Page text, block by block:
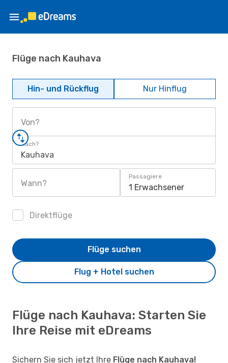
Flüge nach Kauhava
Hin- und Rückflug Nur Hinflug
Von?
Nach?
Kauhava
Wann?
Passagiere
1 Erwachsener
Direktflüge
Flug + Hotel suchen
Flüge suchen
Flüge nach Kauhava: Starten Sie
Ihre Reise mit eDreams
Sichern Sie sich jetzt Ihre Flüge nach Kauhava!